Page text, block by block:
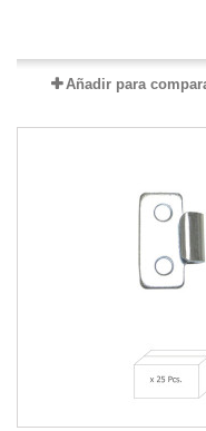
Añadir para